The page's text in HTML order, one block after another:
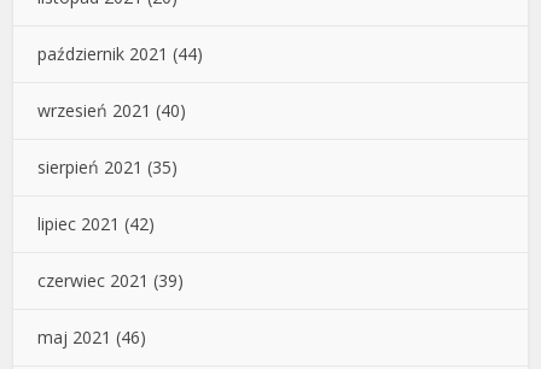
październik 2021 (44)
wrzesień 2021 (40)
sierpień 2021 (35)
lipiec 2021 (42)
czerwiec 2021 (39)
maj 2021 (46)